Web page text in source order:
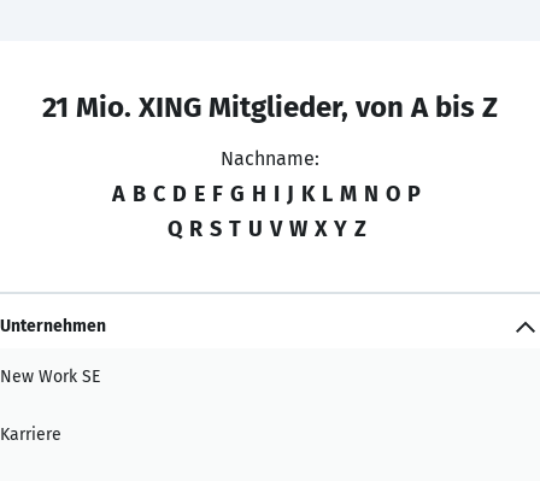
21 Mio. XING Mitglieder, von A bis Z
Nachname:
A B C D E F G H I J K L M N O P
Q R S T U V W X Y Z
Unternehmen
New Work SE
Karriere